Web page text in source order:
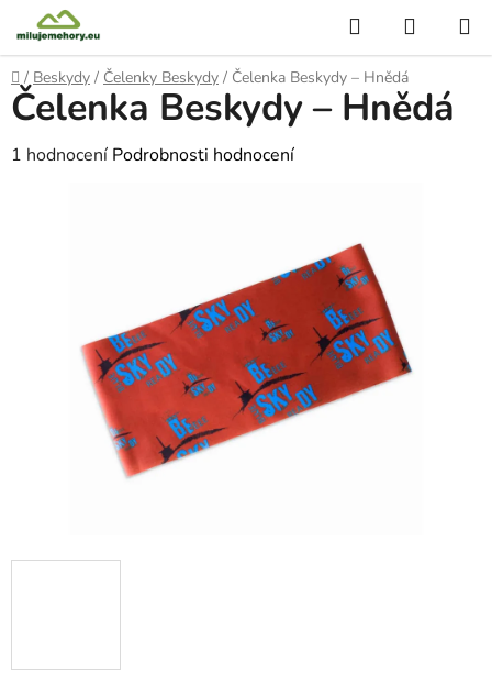
na
obsah
Hledat
KOŠÍK
Domů
/ Beskydy / Čelenky Beskydy / Čelenka Beskydy – Hnědá
Čelenka Beskydy – Hnědá
Průměrné
hvězdiček.
1 hodnocení Podrobnosti hodnocení